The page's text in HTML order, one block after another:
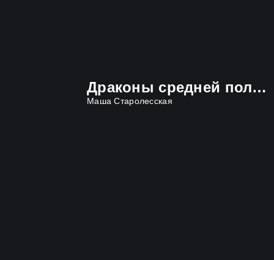
Драконы средней полосы
Маша Старолесская